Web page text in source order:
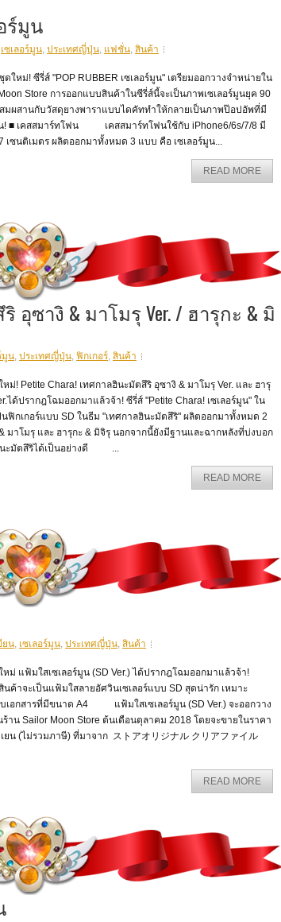
ร์มูน
เซเลอร์มูน, ประเทศญี่ปุ่น, แฟชั่น, สินค้า
ม่! ซีรี่ส์ "POP RUBBER เซเลอร์มูน" เตรียมออกวางจำหน่ายใน
Store การออกแบบสินค้าในซีรี่ส์นี้จะเป็นภาพเซเลอร์มูนยุค 90
มผสานกับวัสดุยางพาราแบบไดคัททำให้กลายเป็นภาพป๊อปอัพที่มี
! ■ เคสสมาร์ทโฟน เคสสมาร์ทโฟนใช้กับ iPhone6/6s/7/8 มี
เซนติเมตร ผลิตออกมาทั้งหมด 3 แบบ คือ เซเลอร์มูน...
READ MORE
อุซางิ & มาโมรุ Ver. / ฮารุกะ & มิ
มูน, ประเทศญี่ปุ่น, ฟิกเกอร์, สินค้า
Chara! เทศกาลฮินะมัตสึริ อุซางิ & มาโมรุ Ver. และ ฮารุ
ได้ปรากฎโฉมออกมาแล้วจ้า! ซีรี่ส์ "Petite Chara! เซเลอร์มูน" ใน
นฟิกเกอร์แบบ SD ในธีม "เทศกาลฮินะมัตสึริ" ผลิตออกมาทั้งหมด 2
มาโมรุ และ ฮารุกะ & มิจิรุ นอกจากนี้ยังมีฐานและฉากหลังที่บ่งบอก
นะมัตสึริได้เป็นอย่างดี ...
READ MORE
ยน, เซเลอร์มูน, ประเทศญี่ปุ่น, สินค้า
ฟ้มใสเซเลอร์มูน (SD Ver.) ได้ปรากฎโฉมออกมาแล้วจ้า!
ค้าจะเป็นแฟ้มใสลายอัศวินเซเลอร์แบบ SD สุดน่ารัก เหมาะ
บเอกสารที่มีขนาด A4 แฟ้มใสเซเลอร์มูน (SD Ver.) จะออกวาง
าน Sailor Moon Store ต้นเดือนตุลาคม 2018 โดยจะขายในราคา
ยน (ไม่รวมภาษี) ที่มาจาก ストアオリジナル クリアファイル
READ MORE